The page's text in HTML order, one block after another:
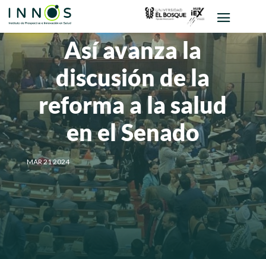
Así avanza la
discusión de la
reforma a la salud
en el Senado
MAR 21 2024